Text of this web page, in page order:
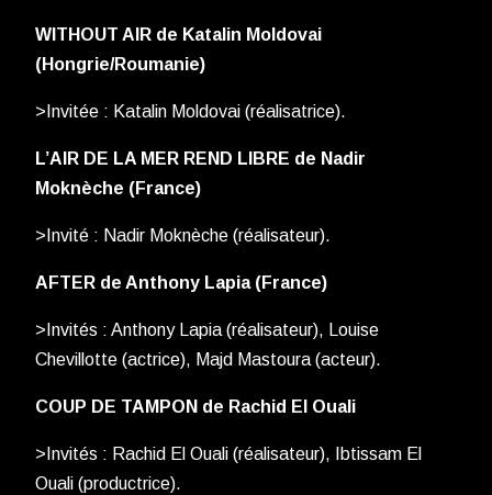
WITHOUT AIR de Katalin Moldovai
(Hongrie/Roumanie)
>Invitée : Katalin Moldovai (réalisatrice).
L’AIR DE LA MER REND LIBRE de Nadir
Moknèche (France)
>Invité : Nadir Moknèche (réalisateur).
AFTER de Anthony Lapia (France)
>Invités : Anthony Lapia (réalisateur), Louise
Chevillotte (actrice), Majd Mastoura (acteur).
COUP DE TAMPON de Rachid El Ouali
>Invités : Rachid El Ouali (réalisateur), Ibtissam El
Ouali (productrice).